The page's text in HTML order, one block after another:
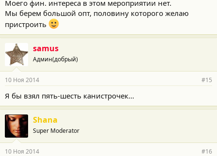
Моего фин. интереса в этом мероприятии нет.
Мы берем большой опт, половину которого желаю
пристроить
samus
Админ(добрый)
10 Ноя 2014 #15
Я бы взял пять-шесть канистрочек...
Shana
Super Moderator
10 Ноя 2014 #16